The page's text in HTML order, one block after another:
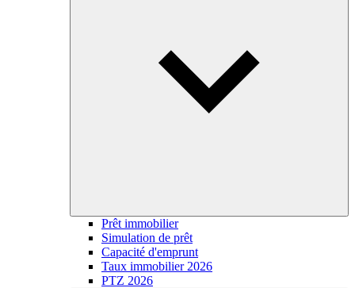
Prêt immobilier
Simulation de prêt
Capacité d'emprunt
Taux immobilier 2026
PTZ 2026